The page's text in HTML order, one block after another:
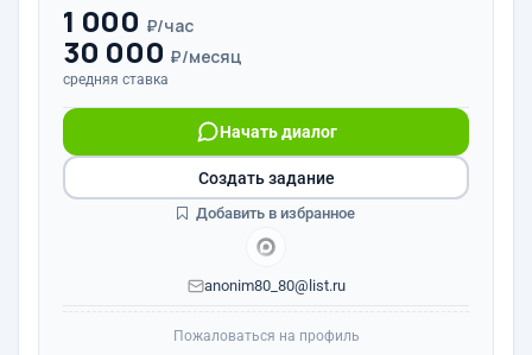
1 000 ₽/час
30 000 ₽/месяц
средняя ставка
Начать диалог
anonim80_80@list.ru
Создать задание
Добавить в избранное
Пожаловаться на профиль